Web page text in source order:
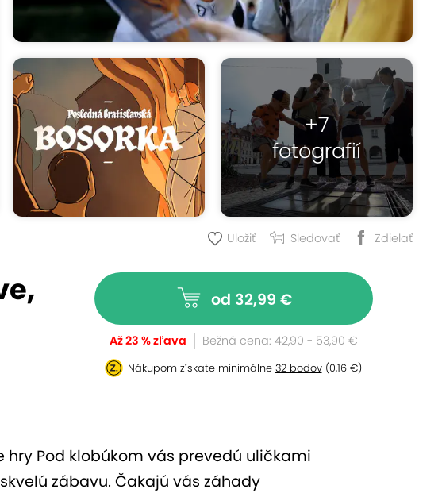
+7
fotografií
Uložiť Sledovať Zdielať
od 32,99 €
Až 23 % zľava Bežná cena: 42,90 - 53,90 €
Nákupom získate minimálne 32 bodov(0,16 €)
Pod klobúkom vás prevedú uličkami
zábavu. Čakajú vás záhady